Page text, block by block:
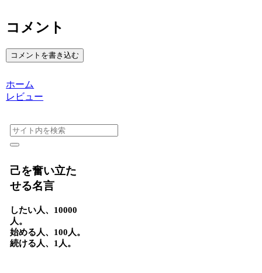
コメント
コメントを書き込む
ホーム
レビュー
己を奮い立た
せる名言
したい人、10000
人。
始める人、100人。
続ける人、1人。